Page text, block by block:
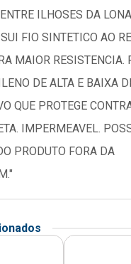
ILHOSES DA
FIO SINTETICO AO
MAIOR RESISTENCIA.
DE ALTA E BAIXA
QUE PROTEGE
IMPERMEAVEL.
PRODUTO FORA DA